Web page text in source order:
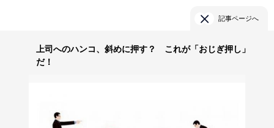
記事ページへ
上司へのハンコ、斜めに押す？ これが「おじぎ押し」
だ！